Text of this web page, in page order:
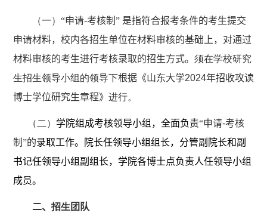
（一） “申请-考核制” 是指符合报考条件的考生提交
申请材料，校内各招生单位在材料审核的基础上，对通过
材料审核的考生进行考核录取的招生方式。 须在学校研究
生招生领导小组的领导下根据《山东大学2024年招收攻读
博士学位研究生章程》 进行。
（二） 学院组成考核领导小组，全面负责“申请-考核
制”的录取工作。院长任领导小组组长，分管副院长和副
书记任领导小组副组长，学院各博士点负责人任领导小组
成员。
二、 招生 团队